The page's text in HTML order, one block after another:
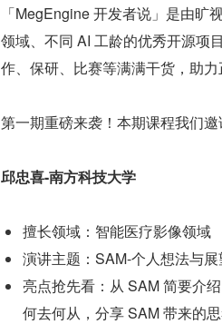
「MegEngine 开发者说」是由旷
领域、不同 AI 工龄的优秀开源项
作、保研、比赛等满满干货，助
第一期重磅来袭！本期课程我们
邱忠喜-南方科技大学
擅长领域：智能医疗影像领域
演讲主题：SAM-个人想法与展
亮点抢先看：从 SAM 简要介
何去何从，分享 SAM 带来的思